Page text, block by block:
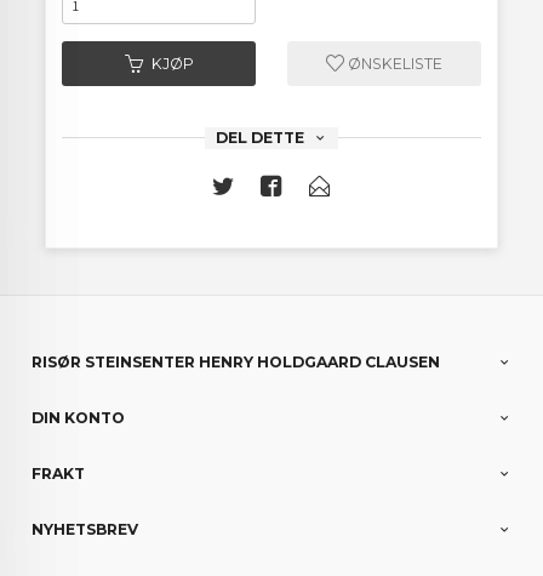
KJØP ØNSKELISTE
DEL DETTE
RISØR STEINSENTER HENRY HOLDGAARD CLAUSEN
DIN KONTO
FRAKT
NYHETSBREV